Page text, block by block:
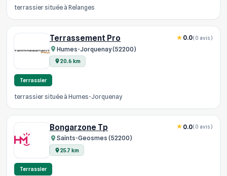
terrassier située à Relanges
Terrassement Pro
Humes-Jorquenay (52200)
20.6 km
0.0(0 avis)
Terrassier
terrassier située à Humes-Jorquenay
Bongarzone Tp
Saints-Geosmes (52200)
25.7 km
0.0(0 avis)
Terrassier